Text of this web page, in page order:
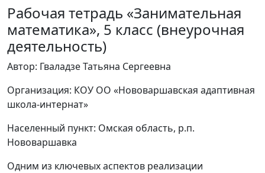
Рабочая тетрадь «Занимательная
математика», 5 класс (внеурочная
деятельность)
Автор: Гваладзе Татьяна Сергеевна
Организация: КОУ ОО «Нововаршавская адаптивная
школа-интернат»
Населенный пункт: Омская область, р.п.
Нововаршавка
Одним из ключевых аспектов реализации